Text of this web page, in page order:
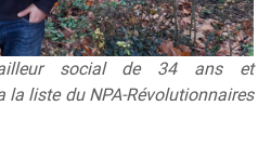
social de 34 ans et
la liste du NPA-Révolutionnaires